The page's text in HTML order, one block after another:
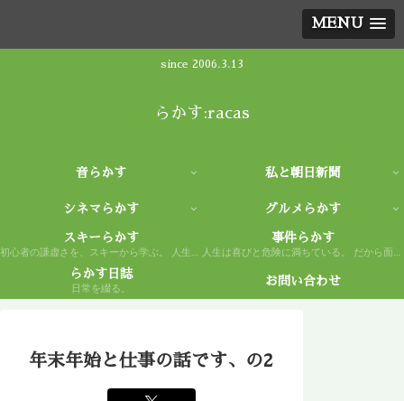
MENU
since 2006.3.13
らかす:racas
音らかす 私と朝日新聞
シネマらかす グルメらかす
スキーらかす
初心者の謙虚さを、スキーから学ぶ。 人生もまた然り。
事件らかす
人生は喜びと危険に満ちている。 だから面白い。
らかす日誌
日常を綴る。
お問い合わせ
年末年始と仕事の話です、の2